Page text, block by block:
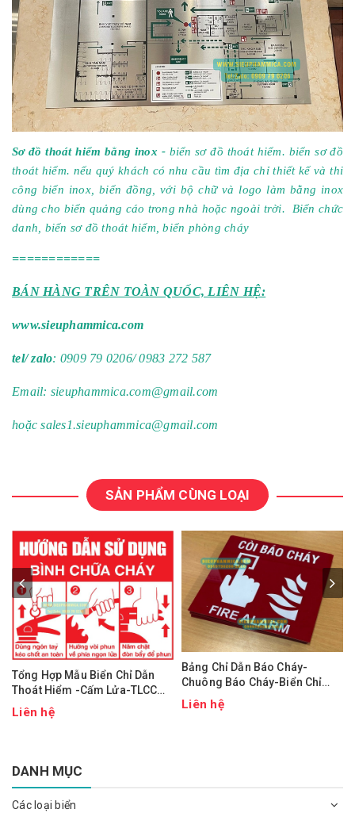
Sơ đồ thoát hiểm bằng inox - biển sơ đồ thoát hiểm. biển sơ đồ
thoát hiểm. nếu quý khách có nhu cầu tìm địa chỉ thiết kế và thi
công biển inox, biển đồng, với bộ chữ và logo làm bằng inox
dùng cho biển quảng cáo trong nhà hoặc ngoài trời. Biển chức
danh, biển sơ đồ thoát hiểm, biển phòng cháy
============
BÁN HÀNG TRÊN TOÀN QUỐC, LIÊN HỆ:
www.sieuphammica.com
tel/ zalo: 0909 79 0206/ 0983 272 587
Email: sieuphammica.com@gmail.com
hoặcsales1.sieuphammica@gmail.com
SẢN PHẨM CÙNG LOẠI
Tổng Hợp Mẫu Biển Chỉ Dẫn
Thoát Hiểm -Cấm Lửa-TLCC
NQCC
Liên hệ
Bảng Chỉ Dẫn Báo Cháy-
Chuông Báo Cháy-Biển Chỉ
Dẫn Tam Giác
Liên hệ
DANH MỤC
Các loại biển